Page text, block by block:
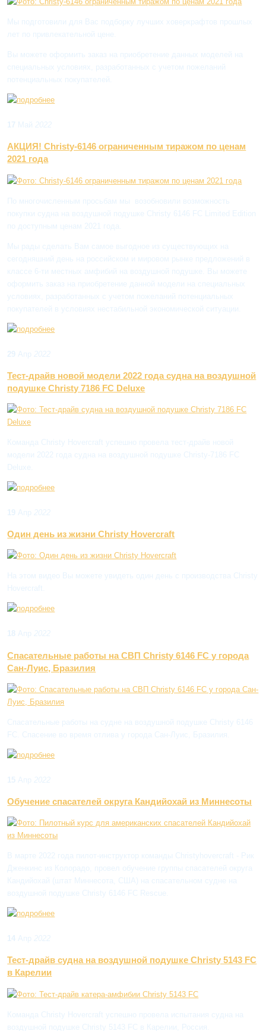
Мы подготовили для Вас подборку лучших ховеркрафтов прошлых
лет по привлекательной цене.
Вы можете оформить заказ на приобретение данных моделей на
специальных условиях, разработанных с учетом пожеланий
потенциальных покупателей.
17 Май2022
АКЦИЯ! Christy-6146 ограниченным тиражом по ценам
2021 года
По многочисленным просьбам мы возобновили возможность
покупки судна на воздушной подушке Christy 6146 FC Limited Edition
по доступным ценам 2021 года.
Мы рады сделать Вам самое выгодное из существующих на
сегодняшний день на российском и мировом рынке предложений в
классе 6-ти местных амфибий на воздушной подушке. Вы можете
оформить заказ на приобретение данной модели на специальных
условиях, разработанных с учетом пожеланий потенциальных
покупателей в условиях нестабильной экономической ситуации.
29 Апр 2022
Тест-драйв новой модели 2022 года судна на воздушной
подушке Christy 7186 FC Deluxe
Команда Christy Hovercraft успешно провела тест-драйв новой
модели 2022 года судна на воздушной подушке Christy-7186 FC
Deluxe.
19 Апр2022
Один день из жизни Christy Hovercraft
На этом видео Вы можете увидеть один день с производства Christy
Hovercraft.
18 Апр2022
Спасательные работы на СВП Christy 6146 FC у города
Сан-Луис, Бразилия
Спасательные работы на судне на воздушной подушке Christy 6146
FC. Спасение во время отлива у города Сан-Луис, Бразилия.
15 Апр 2022
Обучение спасателей округа Кандийохай из Миннесоты
В марте 2022 года пилот-инструктор команды Christyhovercraft - Рик
Дженкинс из Колорадо, провел обучение группы спасателей округа
Кандийохай (штат
Миннесота, США) на спасательном судне на
воздушной подушке Christy 6146 FC Rescue.
14 Апр2022
Тест-драйв судна на воздушной подушке Christy 5143 FC
в Карелии
Команда Christy Hovercraft успешно провела испытания судна на
воздушной подушке Christy 5143 FC в Карелии, Россия.